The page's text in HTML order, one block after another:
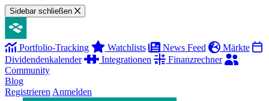
Sidebar schließen
Portfolio-Tracking Watchlists News Feed
Märkte
Dividendenkalender
Integrationen
Finanzrechner
Community
Blog
Registrieren Anmelden